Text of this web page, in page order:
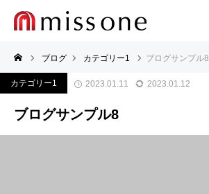
ブログ カテゴリー1 ブログサンプル8
カテゴリー1 2023.01.11 2023.01.12
ブログサンプル8